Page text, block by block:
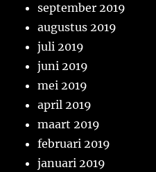
september 2019
augustus 2019
juli 2019
juni 2019
mei 2019
april 2019
maart 2019
februari 2019
januari 2019